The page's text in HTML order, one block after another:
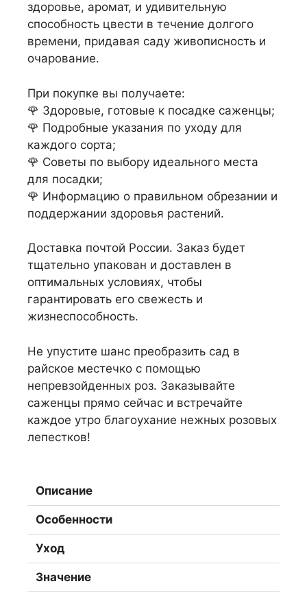
здоровье, аромат, и удивительную
способность цвести в течение долгого
времени, придавая саду живописность и
очарование.
При покупке вы получаете:
🌹 Здоровые, готовые к посадке саженцы;
🌹 Подробные указания по уходу для
каждого сорта;
🌹 Советы по выбору идеального места
для посадки;
🌹 Информацию о правильном обрезании и
поддержании здоровья растений.
Доставка почтой России. Заказ будет
тщательно упакован и доставлен в
оптимальных условиях, чтобы
гарантировать его свежесть и
жизнеспособность.
Не упустите шанс преобразить сад в
райское местечко с помощью
непревзойденных роз. Заказывайте
саженцы прямо сейчас и встречайте
каждое утро благоухание нежных розовых
лепестков!
Описание
Особенности
Уход
Значение